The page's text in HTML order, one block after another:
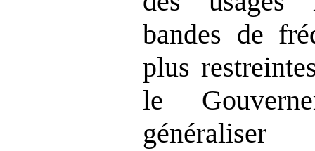
bandes de
plus
le